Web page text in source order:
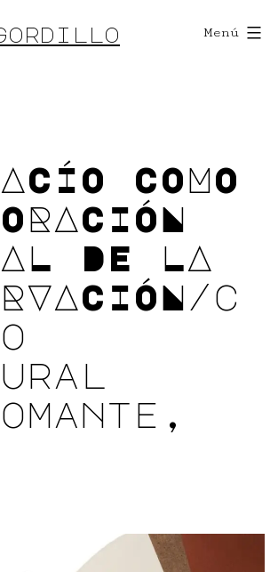
Menú
COMO
DE LA
c